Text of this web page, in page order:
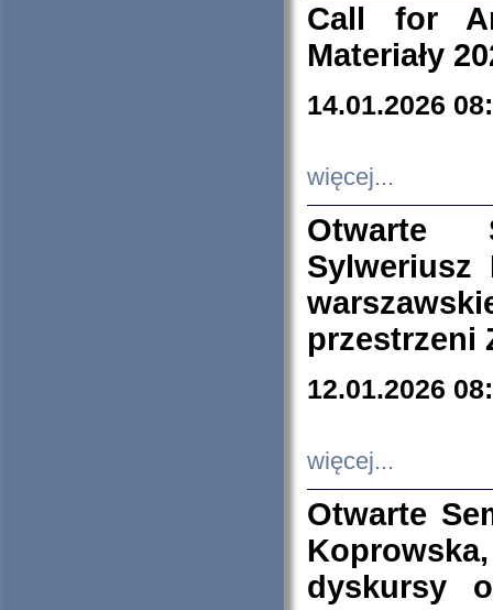
Call for
Materiały
14.01.2026
więcej...
Otwarte
Sylweriusz
przestrzeni
12.01.2026
więcej...
Otwarte
dyskursy